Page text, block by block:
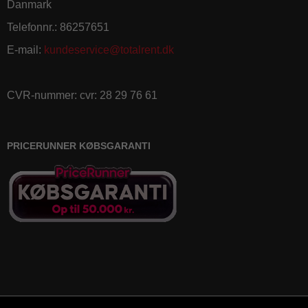
Danmark
Telefonnr.: 86257651
E-mail : kundeservice@totalrent.dk
CVR-nummer: cvr: 28 29 76 61
PRICERUNNER KØBSGARANTI